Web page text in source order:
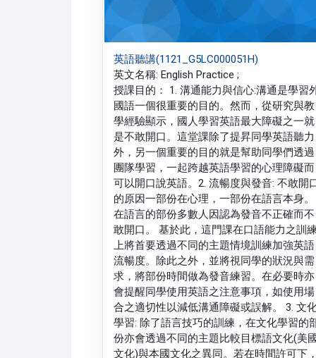
英語聽講(1121_G5LC000051H)
英文名稱: English Practice ;
授課目的： 1. 溝通能力與信心:溝通是學習
國語一個很重要的目的。然而，從研究與教
學經驗顯示，國人學習英語最大障礙之一就
是不敢開口。這堂課除了提昇同學英語聽力
外，另一個重要的目的就是幫助同學們透過
團隊學習，一起跨越英語學習的心理障礙而
可以開口說英語。2. 流暢度與發音: 不敢開
的原因一部份在心理，一部份在語言本身。
在語言的部份多數人因認為發音不正確而不
敢開口。 基於此，這門課在口語能力之訓
上將首要透過不同的主題情境訓練加強英語
流暢度。除此之外，並將視同學的狀況與需
求，將部份時間做為發音練習。在必要時亦
會提醒同學使用英語之注意事項，如使用場
合之適切性以減低溝通障礙或誤解。 3. 文
學習: 除了語言技巧的訓練，在文化學習的
份亦會透過不同的主題比較目標語文化(美
文化)與本國文化之異同。若在時間許可下